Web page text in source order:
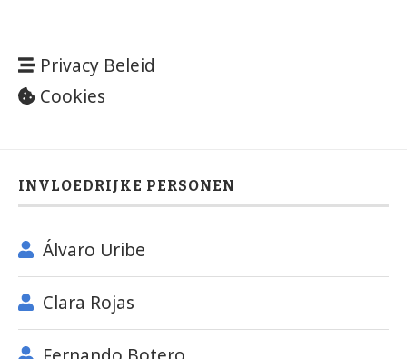
Privacy Beleid
Cookies
INVLOEDRIJKE PERSONEN
Álvaro Uribe
Clara Rojas